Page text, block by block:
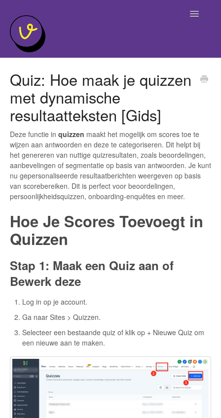
Toggle
Quiz: Hoe maak je quizzen
met dynamische
resultaatteksten [Gids]
Deze functie in quizzen maakt het mogelijk om scores toe te
wijzen aan antwoorden en deze te categoriseren. Dit helpt bij
het genereren van nuttige quizresultaten, zoals beoordelingen,
aanbevelingen of segmentatie op basis van antwoorden. Je kunt
nu gepersonaliseerde resultaatberichten weergeven op basis
van scorebereiken. Dit is perfect voor beoordelingen,
persoonlijkheidsquizzen, onboarding-enquêtes en meer.
Hoe Je Scores Toevoegt in
Quizzen
Stap 1: Maak een Quiz aan of
Bewerk deze
Log in op je account.
Ga naar Sites > Quizzen.
Selecteer een bestaande quiz of klik op + Nieuwe Quiz om
een nieuwe aan te maken.